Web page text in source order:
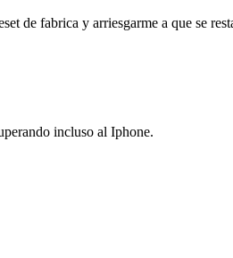
de fabrica y arriesgarme a que se
incluso al Iphone.